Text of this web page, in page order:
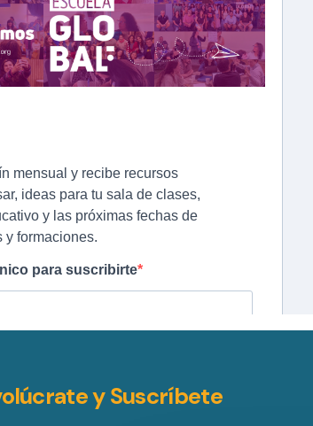
y Suscríbete